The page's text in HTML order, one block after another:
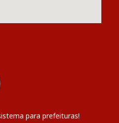
para prefeituras!